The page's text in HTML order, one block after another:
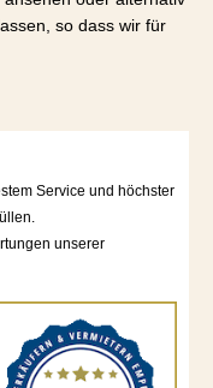
so dass wir für
Service und höchster
unserer